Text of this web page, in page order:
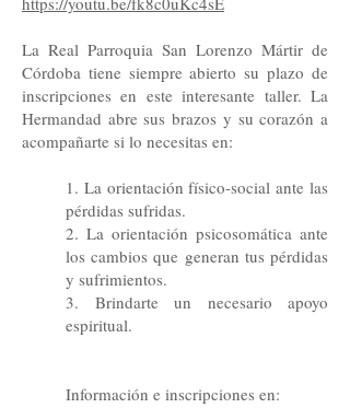
La Real Parroquia San Lorenzo Mártir de
Córdoba tiene siempre abierto su plazo de
inscripciones en este interesante taller. La
Hermandad abre sus brazos y su corazón a
acompañarte si lo necesitas en:
1. La orientación físico-social ante las
pérdidas sufridas.
2. La orientación psicosomática ante
los cambios que generan tus pérdidas
y sufrimientos.
3. Brindarte un necesario apoyo
espiritual.
Información e inscripciones en: